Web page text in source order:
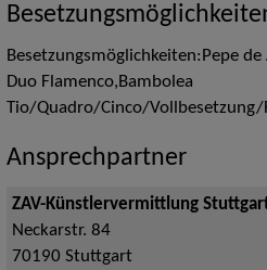
Besetzungsmöglichkeiten:Pepe
Duo Flamenco,Bambolea
Tio/Quadro/Cinco/
Ansprechpartner
ZAV-Künstlervermittlung
Neckarstr. 84
70190 Stuttgart